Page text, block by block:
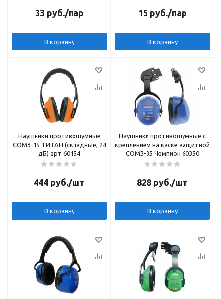
33 руб./пар
В корзину
15 руб./пар
В корзину
Наушники противошумные
СОМЗ-15 ТИТАН (складные, 24
дБ) арт 60154
444 руб./шт
В корзину
Наушники противошумные с
креплением на каске защитной
СОМЗ-35 Чемпион 60350
828 руб./шт
В корзину